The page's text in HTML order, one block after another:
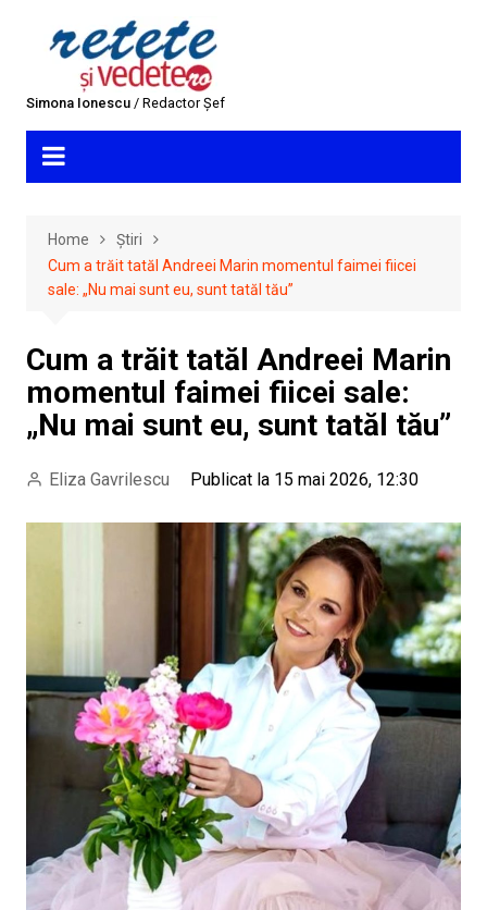
Simona Ionescu/ Redactor Șef
Home
Știri
Cum a trăit tatăl Andreei Marin momentul faimei fiicei
sale: „Nu mai sunt eu, sunt tatăl tău”
Cum a trăit tatăl Andreei Marin
momentul faimei fiicei sale:
„Nu mai sunt eu, sunt tatăl tău”
Eliza Gavrilescu Publicat la 15 mai 2026, 12:30